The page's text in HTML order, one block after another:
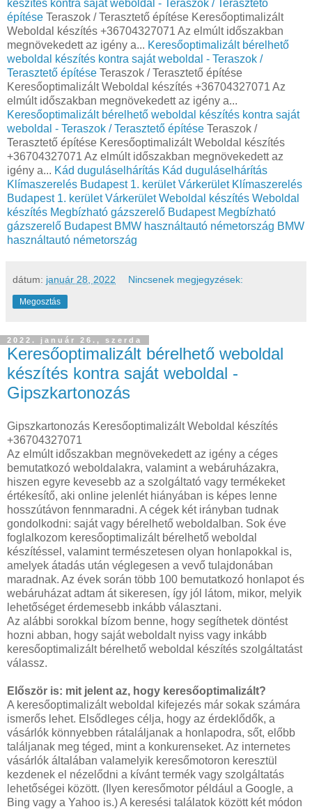
készítés kontra saját weboldal - Teraszok / Terasztető
építése Teraszok / Terasztető építése Keresőoptimalizált
Weboldal készítés +36704327071 Az elmúlt időszakban
megnövekedett az igény a... Keresőoptimalizált bérelhető
weboldal készítés kontra saját weboldal - Teraszok /
Terasztető építése Teraszok / Terasztető építése
Keresőoptimalizált Weboldal készítés +36704327071 Az
elmúlt időszakban megnövekedett az igény a...
Keresőoptimalizált bérelhető weboldal készítés kontra saját
weboldal - Teraszok / Terasztető építése Teraszok /
Terasztető építése Keresőoptimalizált Weboldal készítés
+36704327071 Az elmúlt időszakban megnövekedett az
igény a... Kád duguláselhárítás Kád duguláselhárítás
Klímaszerelés Budapest 1. kerület Várkerület Klímaszerelés
Budapest 1. kerület Várkerület Weboldal készítés Weboldal
készítés Megbízható gázszerelő Budapest Megbízható
gázszerelő Budapest BMW használtautó németország BMW
használtautó németország
dátum: január 28, 2022 Nincsenek megjegyzések:
Megosztás
2022. január 26., szerda
Keresőoptimalizált bérelhető weboldal
készítés kontra saját weboldal -
Gipszkartonozás
Gipszkartonozás Keresőoptimalizált Weboldal készítés
+36704327071
Az elmúlt időszakban megnövekedett az igény a céges
bemutatkozó weboldalakra, valamint a webáruházakra,
hiszen egyre kevesebb az a szolgáltató vagy termékeket
értékesítő, aki online jelenlét hiányában is képes lenne
hosszútávon fennmaradni. A cégek két irányban tudnak
gondolkodni: saját vagy bérelhető weboldalban. Sok éve
foglalkozom keresőoptimalizált bérelhető weboldal
készítéssel, valamint természetesen olyan honlapokkal is,
amelyek átadás után véglegesen a vevő tulajdonában
maradnak. Az évek során több 100 bemutatkozó honlapot és
webáruházat adtam át sikeresen, így jól látom, mikor, melyik
lehetőséget érdemesebb inkább választani.
Az alábbi sorokkal bízom benne, hogy segíthetek döntést
hozni abban, hogy saját weboldalt nyiss vagy inkább
keresőoptimalizált bérelhető weboldal készítés szolgáltatást
válassz.
Először is: mit jelent az, hogy keresőoptimalizált?
A keresőoptimalizált weboldal kifejezés már sokak számára
ismerős lehet. Elsődleges célja, hogy az érdeklődők, a
vásárlók könnyebben rátaláljanak a honlapodra, sőt, előbb
találjanak meg téged, mint a konkurenseket. Az internetes
vásárlók általában valamelyik keresőmotoron keresztül
kezdenek el nézelődni a kívánt termék vagy szolgáltatás
lehetőségei között. (Ilyen keresőmotor például a Google, a
Bing vagy a Yahoo is.) A keresési találatok között két módon